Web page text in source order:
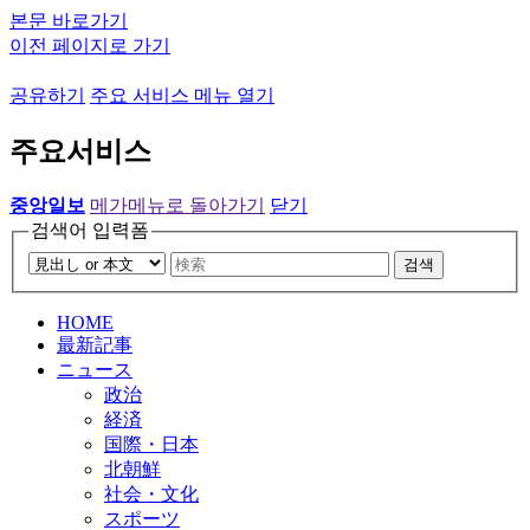
본문 바로가기
이전 페이지로 가기
공유하기 주요 서비스 메뉴 열기
주요서비스
중앙일보 메가메뉴로 돌아가기
닫기
검색어 입력폼
검색
HOME
最新記事
ニュース
政治
経済
国際・日本
北朝鮮
社会・文化
スポーツ